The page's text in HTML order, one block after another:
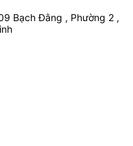
Bạch Đằng , Phường 2 ,